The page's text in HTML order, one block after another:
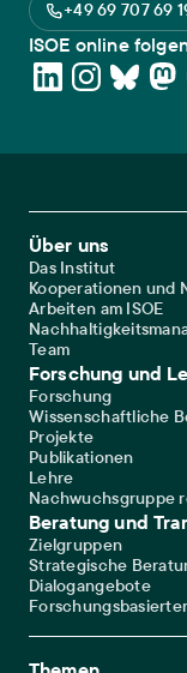
+49 69 707 69
ISOE online
Footer Main
Über uns
Das Institut
Kooperationen und
Arbeiten am ISOE
Team
Forschung und
Forschung
Wissenschaftliche
Projekte
Publikationen
Lehre
Nachwuchsgruppe
Beratung und
Zielgruppen
Strategische
Dialogangebote